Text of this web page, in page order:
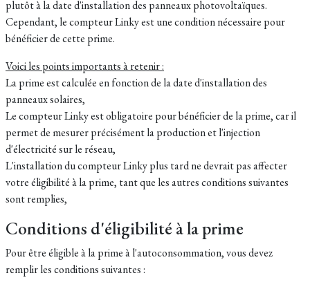
plutôt à la date d'installation des panneaux photovoltaïques.
Cependant, le compteur Linky est une condition nécessaire pour
bénéficier de cette prime.
Voici les points importants à retenir :
La prime est calculée en fonction de la date d'installation des
panneaux solaires,
Le compteur Linky est obligatoire pour bénéficier de la prime, car il
permet de mesurer précisément la production et l'injection
d'électricité sur le réseau,
L'installation du compteur Linky plus tard ne devrait pas affecter
votre éligibilité à la prime, tant que les autres conditions suivantes
sont remplies,
Conditions d'éligibilité à la prime
Pour être éligible à la prime à l'autoconsommation, vous devez
remplir les conditions suivantes :